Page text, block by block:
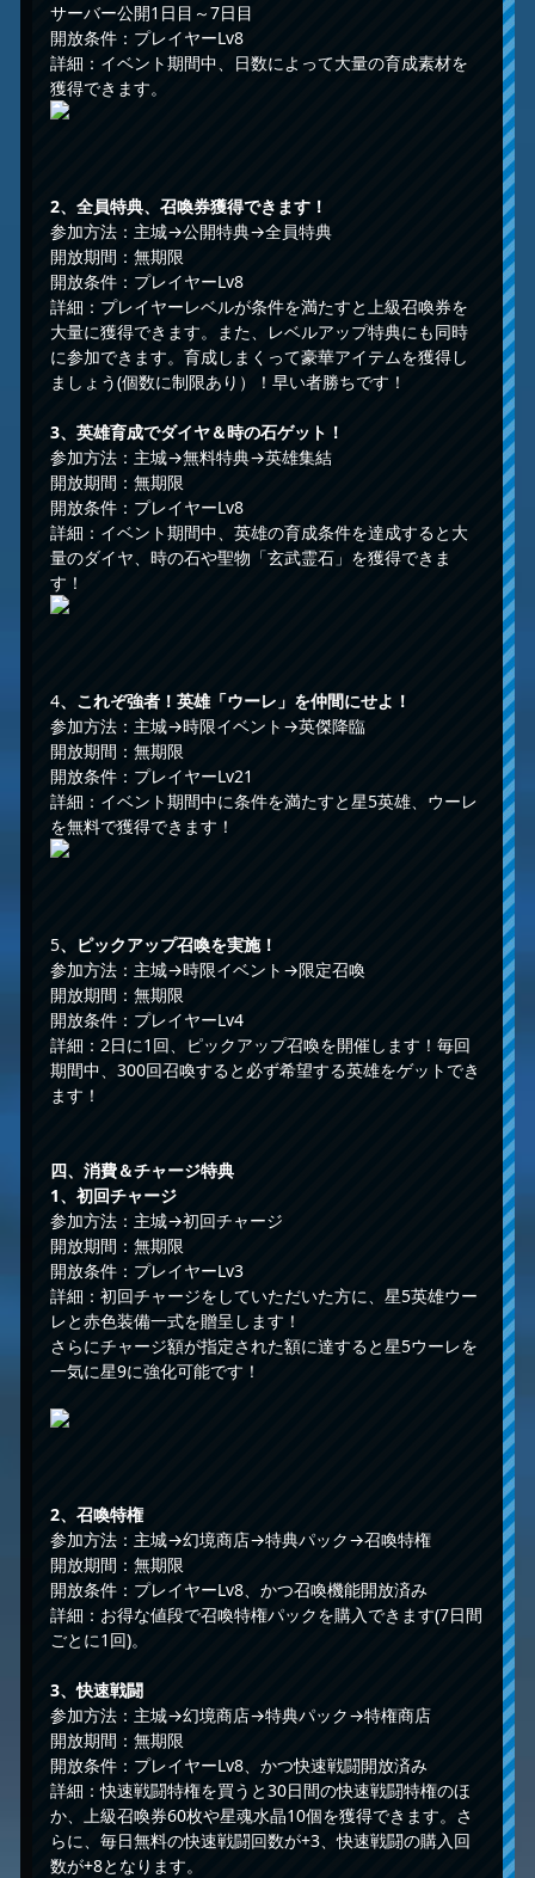
サーバー公開1日目～7日目
開放条件：プレイヤーLv8
詳細：イベント期間中、日数によって大量の育成素材を
獲得できます。
2、全員特典、召喚券獲得できます ！
参加方法：主城→公開特典→全員特典
開放期間：無期限
開放条件：プレイヤーLv8
詳細：プレイヤーレベルが条件を満たすと上級召喚券を
大量に獲得できます。また、レベルアップ特典にも同時
に参加できます。育成しまくって豪華アイテムを獲得し
ましょう(個数に制限あり）！早い者勝ちです！
3、英雄育成でダイヤ＆時の石ゲット！
参加方法：主城→無料特典→英雄集結
開放期間：無期限
開放条件：プレイヤーLv8
詳細：イベント期間中、英雄の育成条件を達成すると大
量のダイヤ、時の石や聖物「玄武霊石」を獲得できま
す！
4、これぞ強者！英雄「ウーレ」を仲間にせよ！
参加方法：主城→時限イベント→英傑降臨
開放期間：無期限
開放条件：プレイヤーLv21
詳細：イベント期間中に条件を満たすと星5英雄、ウーレ
を無料で獲得できます！
5、ピックアップ召喚を実施！
参加方法：主城→時限イベント→限定召喚
開放期間：無期限
開放条件：プレイヤーLv4
詳細：2日に1回、ピックアップ召喚を開催します！毎回
期間中、300回召喚すると必ず希望する英雄をゲットでき
ます！
四、消費＆チャージ特典
1、初回チャージ
参加方法：主城→初回チャージ
開放期間：無期限
開放条件：プレイヤーLv3
詳細：初回チャージをしていただいた方に、星5英雄ウー
レと赤色装備一式を贈呈します！
さらにチャージ額が指定された額に達すると星5ウーレを
一気に星9に強化可能です！
2、召喚特権
参加方法：主城→幻境商店→特典パック→召喚特権
開放期間：無期限
開放条件：プレイヤーLv8、かつ召喚機能開放済み
詳細：お得な値段で召喚特権パックを購入できます(7日間
ごとに1回)。
3、快速戦闘
参加方法：主城→幻境商店→特典パック→特権商店
開放期間：無期限
開放条件：プレイヤーLv8、かつ快速戦闘開放済み
詳細：快速戦闘特権を買うと30日間の快速戦闘特権のほ
か、上級召喚券60枚や星魂水晶10個を獲得できます。さ
らに、毎日無料の快速戦闘回数が+3、快速戦闘の購入回
数が+8となります。